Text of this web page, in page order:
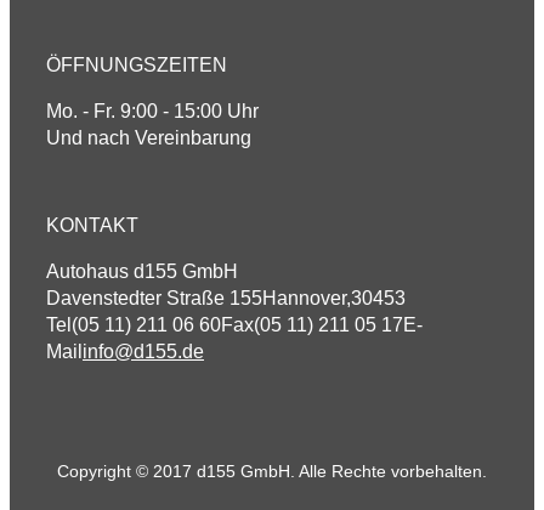
ÖFFNUNGSZEITEN
Mo. - Fr. 9:00 - 15:00 Uhr
Und nach Vereinbarung
KONTAKT
Autohaus d155 GmbH
Davenstedter Straße 155Hannover,30453
Tel (05 11) 211 06 60Fax(05 11) 211 05 17E-
Mail info@d155.de
Copyright © 2017 d155 GmbH. Alle Rechte vorbehalten.